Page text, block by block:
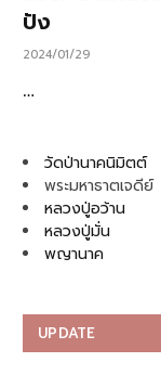
ปัง
2024/01/29
…
วัดป่านาคนิมิตต์
พระมหาธาตเจดีย์
หลวงปู่อว้าน
หลวงปู่มั่น
พญานาค
UPDATE